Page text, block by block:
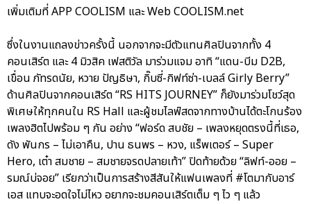
เพิ่มเติมที่ APP COOLISM และ Web COOLISM.net
ซึ่งในงานแถลงข่าวครั้งนี้ นอกจากจะมีตัวแทนศิลปินจากทั้ง 4
คอนเสิร์ต และ 4 มิวสิค เฟสติวัล มาร่วมแจม อาทิ “แดน-บีม D2B,
เขื่อน ภัทรดนัย, หวาย ปัญธิษา, กิ๊บซี่-กิฟท์ซ่า-เบลล์ Girly Berry”
ด้านศิลปินจากคอนเสิร์ต “RS HITS JOURNEY” ก็ยังมาร่วมโชว์สุด
พิเศษให้ทุกคนใน RS Hall และผู้ชมไลฟ์สดจากทางบ้านได้ตะโกนร้อง
เพลงฮิตไปพร้อม ๆ กัน อย่าง “ฟอร์ด สบชัย – เพลงหยุดตรงนี้ที่เธอ,
ดัง พันกร – ไม่เอาคืน, ปาน ธนพร – หวง, แร็พเตอร์ – Super
Hero, เต๋า สมชาย – สมชายจรดปลายเท้า” ปิดท้ายด้วย “ลิฟท์-ออย –
รมณ์บ่จอย” เรียกว่าเป็นการสร้างสีสันให้แฟนเพลงที่ #โตมากับอาร์
เอส แทบจะอดใจไม่ไหว อยากจะชมคอนเสิร์ตเต็ม ๆ ไว ๆ แล้ว